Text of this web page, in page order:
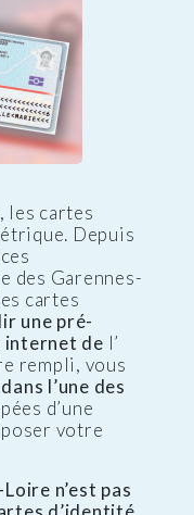
les cartes
Depuis
des Garennes-
cartes
une pré-
internet de l’
rempli, vous
l’une des
d’une
votre
n’est pas